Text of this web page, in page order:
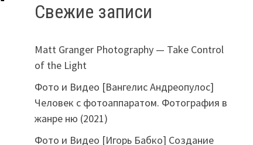
Свежие записи
Matt Granger Photography — Take Control
of the Light
Фото и Видео [Вангелис Андреопулос]
Человек с фотоаппаратом. Фотография в
жанре ню (2021)
Фото и Видео [Игорь Бабко] Создание